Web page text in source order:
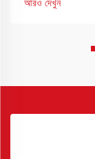
আরও দেখুন